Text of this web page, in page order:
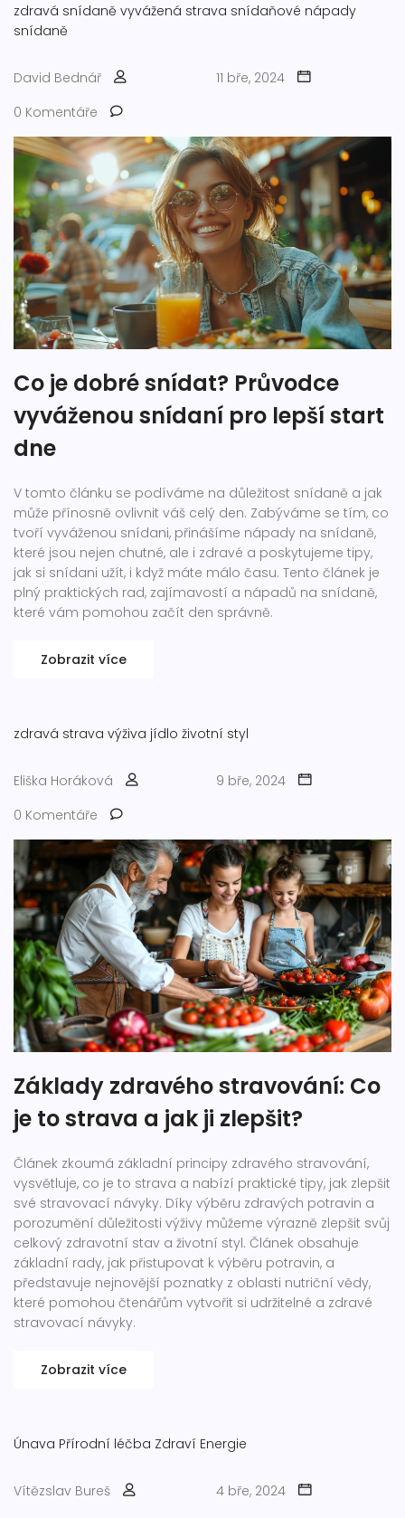
zdravá snídaně vyvážená strava snídaňové nápady
snídaně
David Bednář
11 bře, 2024
0 Komentáře
Co je dobré snídat? Průvodce
vyváženou snídaní pro lepší start
dne
V tomto článku se podíváme na důležitost snídaně a jak
může přínosně ovlivnit váš celý den. Zabýváme se tím, co
tvoří vyváženou snídani, přinášíme nápady na snídaně,
které jsou nejen chutné, ale i zdravé a poskytujeme tipy,
jak si snídani užít, i když máte málo času. Tento článek je
plný praktických rad, zajímavostí a nápadů na snídaně,
které vám pomohou začít den správně.
Zobrazit více
zdravá strava výživa jídlo životní styl
Eliška Horáková
9 bře, 2024
0 Komentáře
Základy zdravého stravování: Co
je to strava a jak ji zlepšit?
Článek zkoumá základní principy zdravého stravování,
vysvětluje, co je to strava a nabízí praktické tipy, jak zlepšit
své stravovací návyky. Díky výběru zdravých potravin a
porozumění důležitosti výživy můžeme výrazně zlepšit svůj
celkový zdravotní stav a životní styl. Článek obsahuje
základní rady, jak přistupovat k výběru potravin, a
představuje nejnovější poznatky z oblasti nutriční vědy,
které pomohou čtenářům vytvořit si udržitelné a zdravé
stravovací návyky.
Zobrazit více
Únava Přírodní léčba Zdraví Energie
Vítězslav Bureš
4 bře, 2024